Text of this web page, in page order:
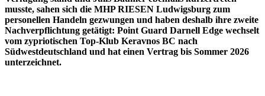
musste, sahen sich die MHP RIESEN Ludwigsburg zum
personellen Handeln gezwungen und haben deshalb ihre zweite
Nachverpflichtung getätigt: Point Guard Darnell Edge wechselt
vom zypriotischen Top-Klub Keravnos BC nach
Südwestdeutschland und hat einen Vertrag bis Sommer 2026
unterzeichnet.